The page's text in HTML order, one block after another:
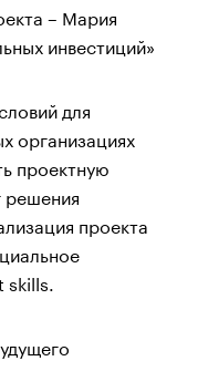
– Мария
инвестиций»
для
организациях
проектную
решения
проекта